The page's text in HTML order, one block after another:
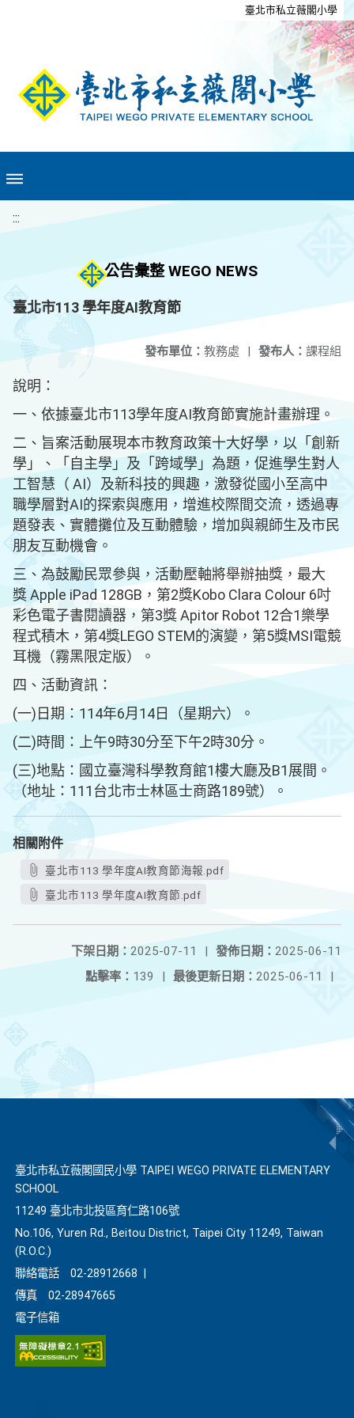
臺北市私立薇閣小學
:::
公告彙整 WEGO NEWS
臺北市113 學年度AI教育節
發布人： 課程組
發布單位： 教務處 |
說明：
一、依據臺北市113學年度AI教育節實施計畫辦理。
二、旨案活動展現本市教育政策十大好學，以「創新
學」、「自主學」及「跨域學」為題，促進學生對人
工智慧（ AI）及新科技的興趣，激發從國小至高中
職學層對AI的探索與應用，增進校際間交流，透過專
題發表、實體攤位及互動體驗，增加與親師生及市民
朋友互動機會。
三、為鼓勵民眾參與，活動壓軸將舉辦抽獎，最大
獎 Apple iPad 128GB，第2獎Kobo Clara Colour 6吋
彩色電子書閱讀器，第3獎 Apitor Robot 12合1樂學
程式積木，第4獎LEGO STEM的演變，第5獎MSI電競
耳機（霧黑限定版）。
四、活動資訊：
(一)日期：114年6月14日（星期六）。
(二)時間：上午9時30分至下午2時30分。
(三)地點：國立臺灣科學教育館1樓大廳及B1展間。
（地址：111台北市士林區士商路189號）。
相關附件
臺北市113 學年度AI教育節海報.pdf
臺北市113 學年度AI教育節.pdf
發佈日期： 2025-06-11
下架日期： 2025-07-11
|
最後更新日期： 2025-06-11 |
點擊率： 139 |
臺北市私立薇閣國民小學 TAIPEI WEGO PRIVATE ELEMENTARY
SCHOOL
11249 臺北市北投區育仁路106號
No.106, Yuren Rd., Beitou District, Taipei City 11249, Taiwan
(R.O.C.)
聯絡電話
02-28912668
傳真
02-28947665
電子信箱